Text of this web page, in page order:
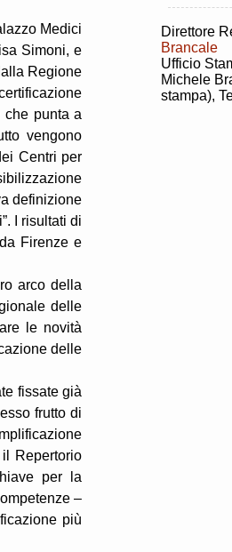
Medici
Simoni, e
Regione
che punta a
vengono
Centri per
definizione
I risultati di
Firenze e
arco della
delle
le novità
delle
fissate già
frutto di
Repertorio
per la
–
più
Direttore
Brancale
Ufficio
Michele
stampa),